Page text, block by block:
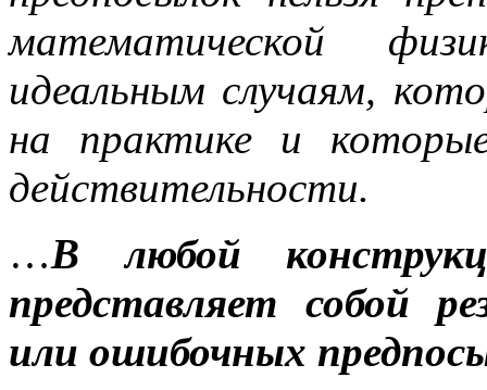
математической
идеальным случаям,
на практике и
действительности.
…В любой
представляет собой
или ошибочных